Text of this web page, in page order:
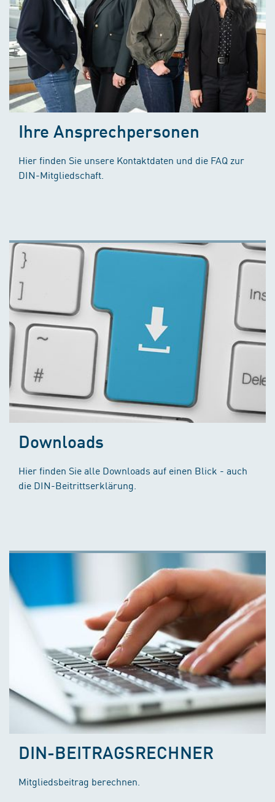
Ihre Ansprechpersonen
Hier finden Sie unsere Kontaktdaten und die FAQ zur
DIN-Mitgliedschaft.
Downloads
Hier finden Sie alle Downloads auf einen Blick - auch
die DIN-Beitrittserklärung.
DIN-BEITRAGSRECHNER
Mitgliedsbeitrag berechnen.